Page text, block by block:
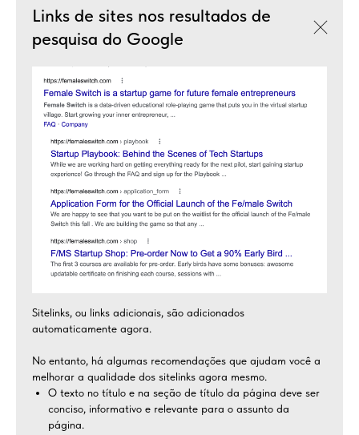
Links de sites nos resultados de
pesquisa do Google
Sitelinks, ou links adicionais, são adicionados
automaticamente agora.
No entanto, há algumas recomendações que ajudam você a
melhorar a qualidade dos sitelinks agora mesmo.
O texto no título e na seção de título da página deve ser
conciso, informativo e relevante para o assunto da
página.